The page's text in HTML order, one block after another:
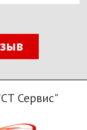
Сервис"